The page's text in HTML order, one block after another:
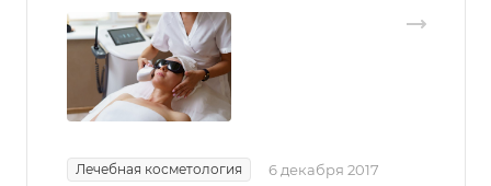
Лечебная косметология 6 декабря 2017